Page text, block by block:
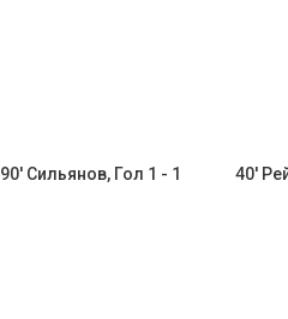
90' Сильянов, Гол 1 - 1 40'